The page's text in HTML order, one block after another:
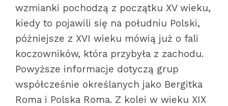
wzmianki pochodzą z początku XV wieku,
kiedy to pojawili się na południu Polski,
późniejsze z XVI wieku mówią już o fali
koczowników, która przybyła z zachodu.
Powyższe informacje dotyczą grup
współcześnie określanych jako Bergitka
Roma i Polska Roma. Z kolei w wieku XIX